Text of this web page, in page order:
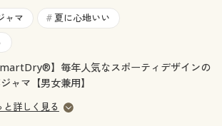
問い合わせ
ャマ # 夏に心地いい
】毎年人気なスポーティデザインの
ャマ【男女兼用】
詳しく見る